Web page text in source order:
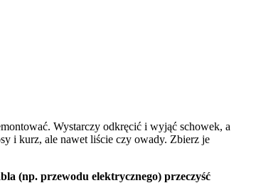
Wystarczy odkręcić i wyjąć schowek, a
i kurz, ale nawet liście czy owady. Zbierz je
(np. przewodu elektrycznego) przeczyść